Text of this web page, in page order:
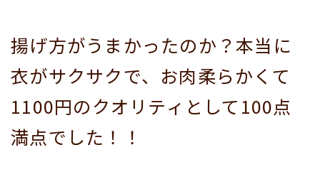
揚げ方がうまかったのか？本当に
衣がサクサクで、お肉柔らかくて
1100円のクオリティとして100点
満点でした！！